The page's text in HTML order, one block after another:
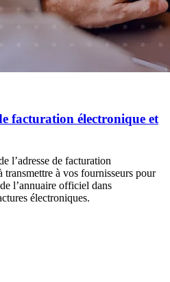
facturation électronique et
l’adresse de facturation
à vos fournisseurs pour
l’annuaire officiel dans
électroniques.